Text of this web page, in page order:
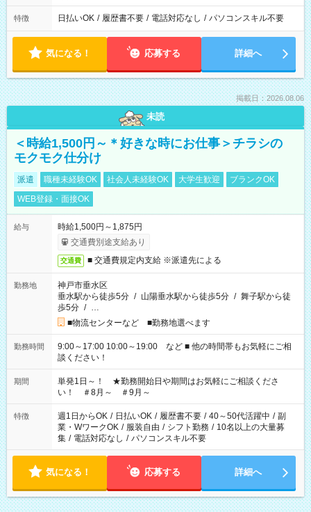
特徴 日払いOK / 履歴書不要 / 電話対応なし / パソコンスキル不要
気になる！ 応募する 詳細へ
掲載日：2026.08.06
未読
＜時給1,500円～＊好きな時にお仕事＞チラシの
モクモク仕分け
派遣 職種未経験OK 社会人未経験OK 大学生歓迎
ブランクOK
WEB登録・面接OK
給与
時給1,500円～1,875円
交通費別途支給あり
交通費 ■ 交通費規定内支給 ※派遣先による
勤務地
神戸市垂水区
垂水駅から徒歩5分 / 山陽垂水駅から徒歩5分 / 舞子駅から徒
歩5分 / …
■物流センターなど ■勤務地選べます
勤務時間
9:00～17:00 10:00～19:00 など ■ 他の時間帯もお気軽にご相
談ください！
期間
単発1日～！ ★勤務開始日や期間はお気軽にご相談くださ
い！ ＃8月～ ＃9月～
特徴 週1日からOK / 日払いOK / 履歴書不要 / 40～50代活躍中 / 副
業・WワークOK / 服装自由 / シフト勤務 / 10名以上の大量募
集 / 電話対応なし / パソコンスキル不要
気になる！ 応募する 詳細へ